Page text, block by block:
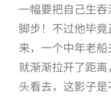
一幅要把自己生
脚步！不过他毕
来，一个中年老
就渐渐拉开了距
头看去，这影子是